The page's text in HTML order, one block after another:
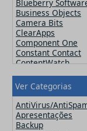
Blueberry
Business Objects
Camera Bits
ClearApps
Component One
Constant Contact
ContentWatch
Crucial
CutePDF
CuteSoft
CZ Solution
DameWare
Ver Categorias
AntiVirus/
Apresentações
Backup